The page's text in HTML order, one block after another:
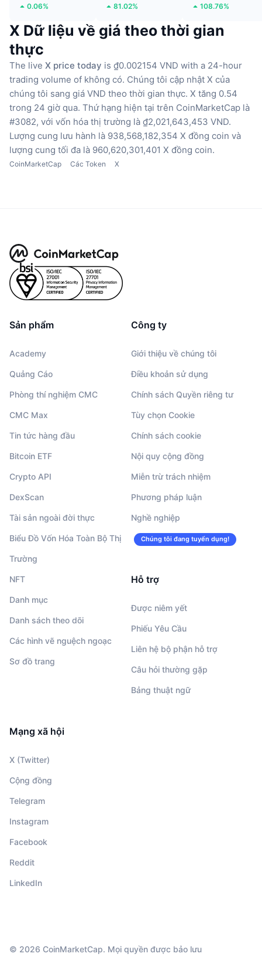
0.06% 81.02% 108.76%
X Dữ liệu về giá theo thời gian
thực
The live X price today is ₫0.002154 VND with a 24-hour
trading volume of không có. Chúng tôi cập nhật X của
chúng tôi sang giá VND theo thời gian thực. X tăng 0.54
trong 24 giờ qua. Thứ hạng hiện tại trên CoinMarketCap là
#3082, với vốn hóa thị trường là ₫2,021,643,453 VND.
Lượng cung lưu hành là 938,568,182,354 X đồng coin và
lượng cung tối đa là 960,620,301,401 X đồng coin.
CoinMarketCap Các Token X
Sản phẩm
Academy
Quảng Cáo
Phòng thí nghiệm CMC
CMC Max
Tin tức hàng đầu
Bitcoin ETF
Crypto API
DexScan
Tài sản ngoài đời thực
Biểu Đồ Vốn Hóa Toàn Bộ Thị
Trường
NFT
Danh mục
Danh sách theo dõi
Các hình vẽ nguệch ngoạc
Sơ đồ trang
Công ty
Giới thiệu về chúng tôi
Điều khoản sử dụng
Chính sách Quyền riêng tư
Tùy chọn Cookie
Chính sách cookie
Nội quy cộng đồng
Miễn trừ trách nhiệm
Phương pháp luận
Nghề nghiệp
Chúng tôi đang tuyển dụng!
Hỗ trợ
Được niêm yết
Phiếu Yêu Cầu
Liên hệ bộ phận hỗ trợ
Câu hỏi thường gặp
Bảng thuật ngữ
Mạng xã hội
X (Twitter)
Cộng đồng
Telegram
Instagram
Facebook
Reddit
LinkedIn
© 2026 CoinMarketCap. Mọi quyền được bảo lưu